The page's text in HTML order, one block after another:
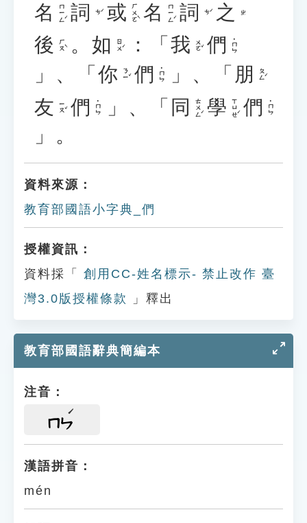
名 ㄇㄧㄥˊ 詞 ㄘˊ 或 ㄏㄨㄛˋ 名 ㄇㄧㄥˊ 詞 ㄘˊ 之 ㄓ
後 ㄏㄡˋ 。 如 ㄖㄨˊ ：「 我 ㄨㄛˇ 們 ˙ㄇㄣ
」、「 你 ㄋㄧˇ 們 ˙ㄇㄣ 」、「 朋 ㄆㄥˊ
友 ㄧㄡˇ 們 ˙ㄇㄣ 」、「 同 ㄊㄨㄥˊ 學 ㄒㄩㄝˊ 們 ˙ㄇㄣ
」。
資料來源：
教育部國語小字典_們
授權資訊：
資料採「
創用CC-姓名標示- 禁止改作 臺
灣3.0版授權條款
」釋出
教育部國語辭典簡編本
注音：
ㄇㄣ
漢語拼音：
mén